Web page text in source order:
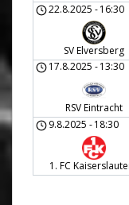
22.8.2025 -16:30
SV Elversberg
17.8.2025 -13:30
RSV Eintracht
9.8.2025 -18:30
1. FC